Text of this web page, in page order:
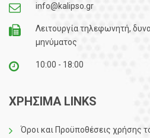
info@kalipso.gr
Λειτουργία τηλεφωνητή,
μηνύματος
10:00 - 18:00
ΧΡΗΣΙΜΑ LINKS
Όροι και Προϋποθέσεις χρήσης